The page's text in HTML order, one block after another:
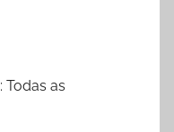
: Todas as